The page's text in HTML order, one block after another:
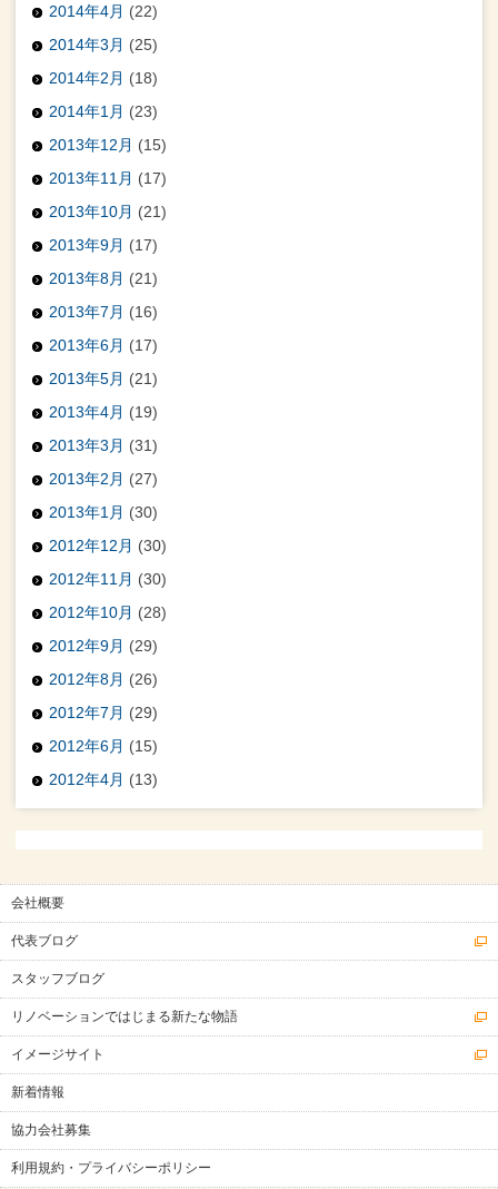
2014年4月 (22)
2014年3月 (25)
2014年2月 (18)
2014年1月 (23)
2013年12月 (15)
2013年11月 (17)
2013年10月 (21)
2013年9月 (17)
2013年8月 (21)
2013年7月 (16)
2013年6月 (17)
2013年5月 (21)
2013年4月 (19)
2013年3月 (31)
2013年2月 (27)
2013年1月 (30)
2012年12月 (30)
2012年11月 (30)
2012年10月 (28)
2012年9月 (29)
2012年8月 (26)
2012年7月 (29)
2012年6月 (15)
2012年4月 (13)
会社概要
代表ブログ
スタッフブログ
リノベーションではじまる新たな物語
イメージサイト
新着情報
協力会社募集
利用規約・プライバシーポリシー